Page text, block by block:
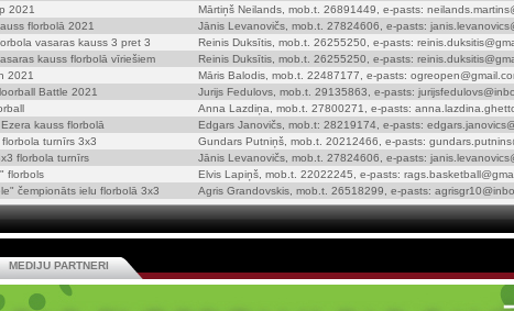
2021 Mārtiņš Neilands, mob.t. 26891449, e-pasts:
florbolā 2021 Jānis Levanovičs, mob.t. 27824606, e-pasts:
vasaras kauss 3 pret 3 Reinis Duksītis, mob.t. 26255250, e-pasts:
kauss florbolā vīriešiem Reinis Duksītis, mob.t. 26255250, e-pasts:
2021 Māris Balodis, mob.t. 22487177, e-pasts:
Battle 2021 Jurijs Fedulovs, mob.t. 29135863, e-pasts:
Anna Lazdiņa, mob.t. 27800271, e-pasts:
kauss florbolā Edgars Janovičs, mob.t: 28219174, e-pasts:
turnīrs 3x3 Gundars Putniņš, mob.t. 20212466, e-pasts:
florbola turnīrs Jānis Levanovičs, mob.t. 27824606, e-pasts:
florbols Elvis Lapiņš, mob.t. 22022245, e-pasts:
čempionāts ielu florbolā 3x3 Agris Grandovskis, mob.t. 26518299, e-pasts:
MEDIJU PARTNERI